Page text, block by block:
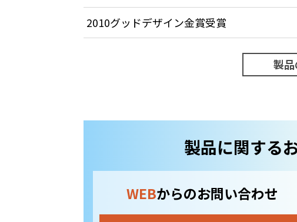
2010グッドデザイン金賞受賞
製
製品に関する
WEBからのお問い合わせ